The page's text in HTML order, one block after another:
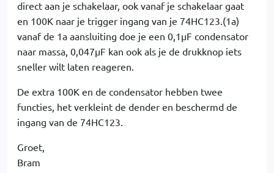
direct aan je schakelaar, ook vanaf je schakelaar gaat
en 100K naar je trigger ingang van je 74HC123.(1a)
vanaf de 1a aansluiting doe je een 0,1µF condensator
naar massa, 0,047µF kan ook als je de drukknop iets
sneller wilt laten reageren.
De extra 100K en de condensator hebben twee
functies, het verkleint de dender en beschermd de
ingang van de 74HC123.
Groet,
Bram